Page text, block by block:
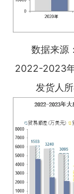
数据来源
2022-2023
发货人